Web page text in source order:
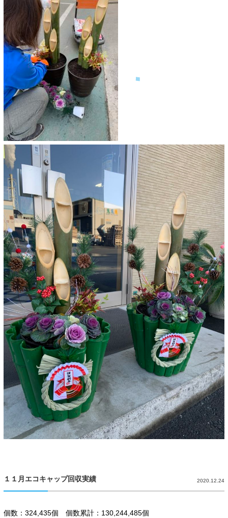
１１月エコキャップ回収実績 2020.12.24
個数：324,435個 個数累計：130,244,485個